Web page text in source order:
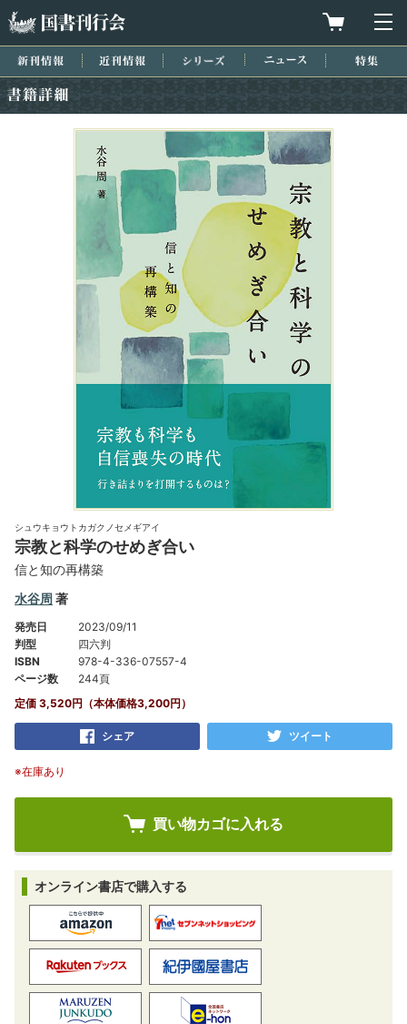
買物カゴを
新刊情報 近刊情報 シリーズ ニュース
シュウキョウトカガクノセメギアイ
宗教と科学のせめぎ合い
信と知の再構築
水谷周 著
発売日
2023/09/11
判型
四六判
ISBN
978-4-336-07557-4
ページ数
244頁
定価 3,520円（本体価格3,200円）
シェア ツイート
※在庫あり
オンライン書店で購入する